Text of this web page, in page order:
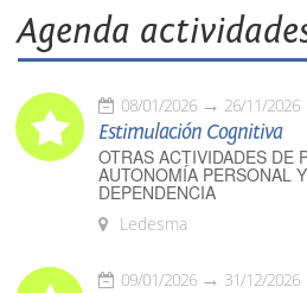
Agenda
08/01/2026 26/11/2026
Estimulación Cognitiva
OTRAS ACTIVIDADES DE
AUTONOMÍA PERSONAL
DEPENDENCIA
Ledesma
09/01/2026 31/12/2026